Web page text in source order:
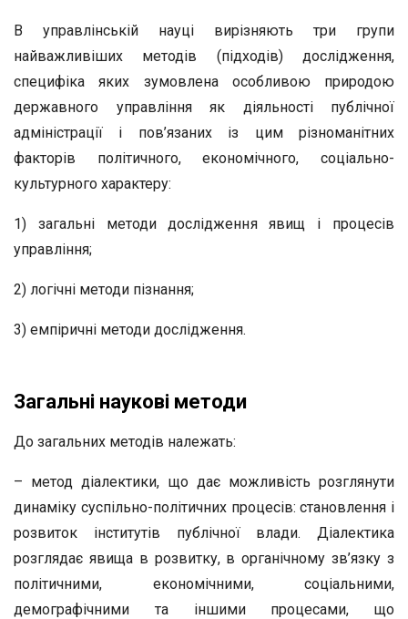
В управлінській науці вирізняють три групи
найважливіших методів (підходів) дослідження,
специфіка яких зумовлена особливою природою
державного управління як діяльності публічної
адміністрації і пов’язаних із цим різноманітних
факторів політичного, економічного, соціально-
культурного характеру:
1) загальні методи дослідження явищ і процесів
управління;
2) логічні методи пізнання;
3) емпіричні методи дослідження.
Загальні наукові методи
До загальних методів належать:
– метод діалектики, що дає можливість розглянути
динаміку суспільно-політичних процесів: становлення і
розвиток інститутів публічної влади. Діалектика
розглядає явища в розвитку, в органічному зв’язку з
політичними, економічними, соціальними,
демографічними та іншими процесами, що